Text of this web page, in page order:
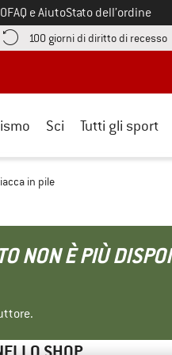
FAQ e AiutoStato dell’ordine
Si apre in una casella
100 giorni di diritto di recesso
Sci Tutti gli sport
in pile
NON È PIÙ